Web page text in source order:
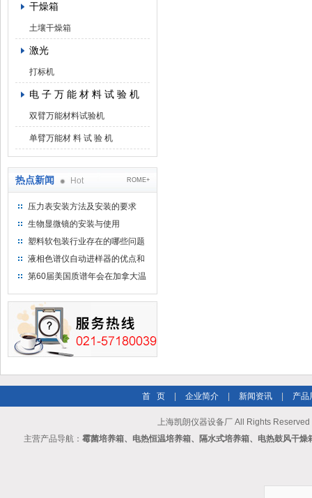
干燥箱
土壤干燥箱
激光
打标机
电 子 万 能 材 料 试 验 机
双臂万能材料试验机
单臂万能材 料 试 验 机
热点新闻 Hot ROME+
压力表安装方法及安装的要求
生物显微镜的安装与使用
塑料软包装行业存在的哪些问题
液相色谱仪自动进样器的优点和
维护
第60届美国质谱年会在加拿大温
首 页 企业简介 新闻资讯 产品
上海凯朗仪器设备厂 All Rights Reserved
主营产品导航： 霉菌培养箱、电热恒温培养箱、隔水式培养箱、电热鼓风干